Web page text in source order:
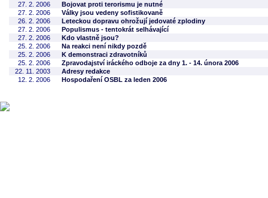
27. 2. 2006
Bojovat proti terorismu je nutné
27. 2. 2006
Války jsou vedeny sofistikovaně
26. 2. 2006
Leteckou dopravu ohrožují jedovaté zplodiny
27. 2. 2006
Populismus - tentokrát selhávající
27. 2. 2006
Kdo vlastně jsou?
25. 2. 2006
Na reakci není nikdy pozdě
25. 2. 2006
K demonstraci zdravotníků
25. 2. 2006
Zpravodajství iráckého odboje za dny 1. - 14. února 2006
22. 11. 2003
Adresy redakce
12. 2. 2006
Hospodaření OSBL za leden 2006